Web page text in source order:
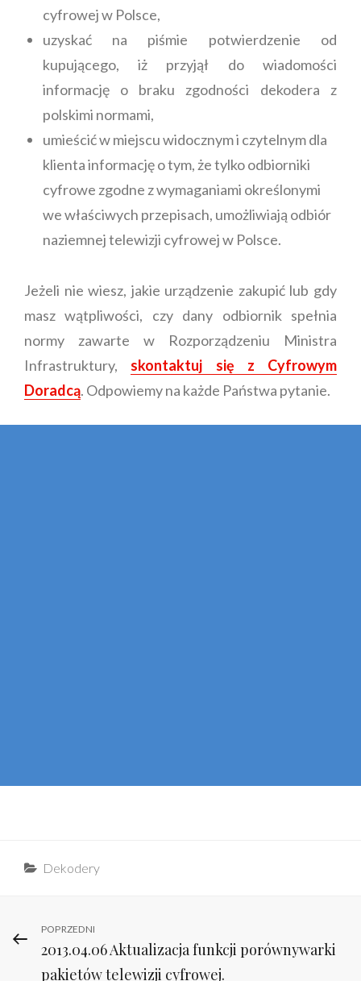
cyfrowej w Polsce,
uzyskać na piśmie potwierdzenie od
kupującego, iż przyjął do wiadomości
informację o braku zgodności dekodera z
polskimi normami,
umieścić w miejscu widocznym i czytelnym dla
klienta informację o tym, że tylko odbiorniki
cyfrowe zgodne z wymaganiami określonymi
we właściwych przepisach, umożliwiają odbiór
naziemnej telewizji cyfrowej w Polsce.
Jeżeli nie wiesz, jakie urządzenie zakupić lub gdy
masz wątpliwości, czy dany odbiornik spełnia
normy zawarte w Rozporządzeniu Ministra
Infrastruktury, skontaktuj się z Cyfrowym
Doradcą. Odpowiemy na każde Państwa pytanie.
Categories
Dekodery
Nawigacja
wpisu
Previous
Post
POPRZEDNI
2013.04.06 Aktualizacja funkcji porównywarki
pakietów telewizji cyfrowej.